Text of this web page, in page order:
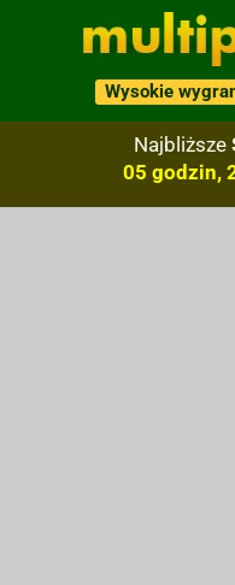
Wysokie
Najbliższe
05 godzin,